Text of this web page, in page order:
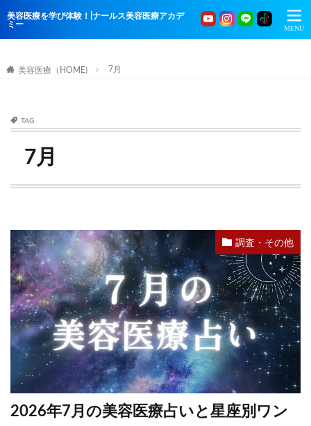
美容医療を学び体験！|ナールス美容医療アカデ
ミー
美容医療（HOME) 7月
TAG
7月
調査・その他
2026年7月の美容医療占いと星座別ワン